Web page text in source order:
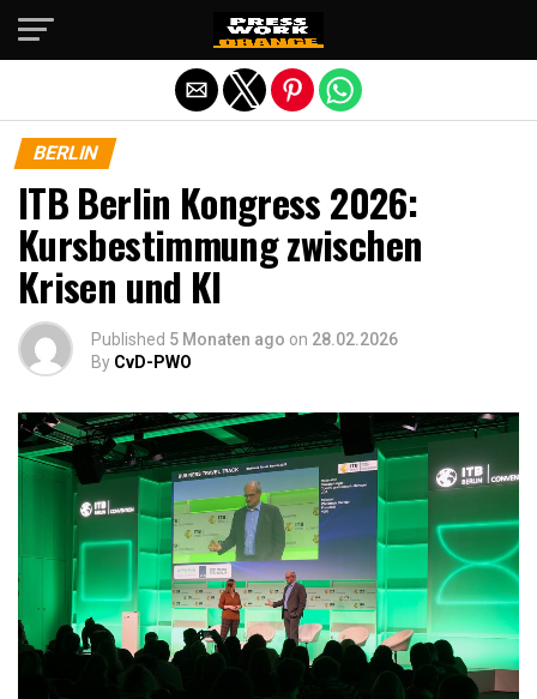
BERLIN
ITB Berlin Kongress 2026:
Kursbestimmung zwischen
Krisen und KI
Published 5 Monaten ago on 28.02.2026
By CvD-PWO
Die mobile Version verlassen